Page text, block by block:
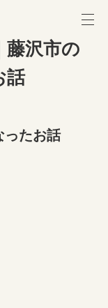
藤沢市の
話
ったお話